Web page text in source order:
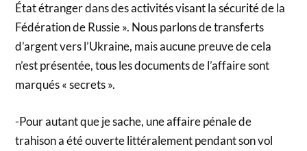
État étranger dans des activités visant la sécurité de la
Fédération de Russie ». Nous parlons de transferts
d’argent vers l’Ukraine, mais aucune preuve de cela
n’est présentée, tous les documents de l’affaire sont
marqués « secrets ».
-Pour autant que je sache, une affaire pénale de
trahison a été ouverte littéralement pendant son vol